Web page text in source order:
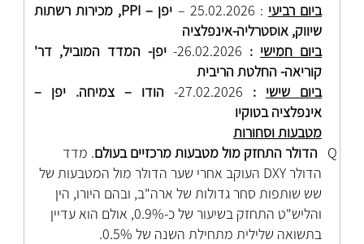
ביום רביעי : 25.02.2026 – יפן – PPI, מכירות רשתות
שיווק, אוסטרליה-אינפלציה
ביום חמישי :
יפן- המדד המוביל, דר'
קוריאה- החלטת הריבית
ביום שישי :
הודו – צמיחה. יפן –
אינפלציה בטוקיו
מטבעות וסחורות
Q
הדולר התחזק מול מטבעות מרכזיים בעולם. מדד
הדולר DXY
העוקב אחרי שער הדולר מול המטבעות של
שש שותפות סחר גדולות של ארה"ב, ובהם היורו, הין
והליש"ט התחזק בשיעור של כ-0.9%, אולם הוא עדיין
בתשואה שלילית מתחילת השנה של 0.5%.